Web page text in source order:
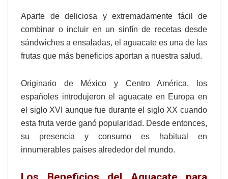
Aparte de deliciosa y extremadamente fácil de
combinar o incluir en un sinfín de recetas desde
sándwiches a ensaladas, el aguacate es una de las
frutas que más beneficios aportan a nuestra salud.
Originario de México y Centro América, los
españoles introdujeron el aguacate en Europa en
el siglo XVI aunque fue durante el siglo XX cuando
esta fruta verde ganó popularidad. Desde entonces,
su presencia y consumo es habitual en
innumerables países alrededor del mundo.